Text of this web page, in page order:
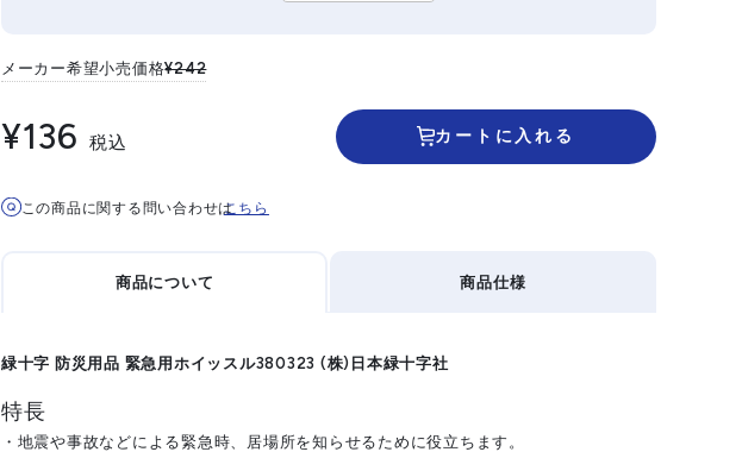
メーカー希望小売価格¥242
¥136 税込 カートに入れる
この商品に関する問い合わせはこちら
商品について
緑十字 防災用品 緊急用ホイッスル380323 (株)日本緑十字社
特長
・地震や事故などによる緊急時、居場所を知らせるために役立ちます。
商品仕様